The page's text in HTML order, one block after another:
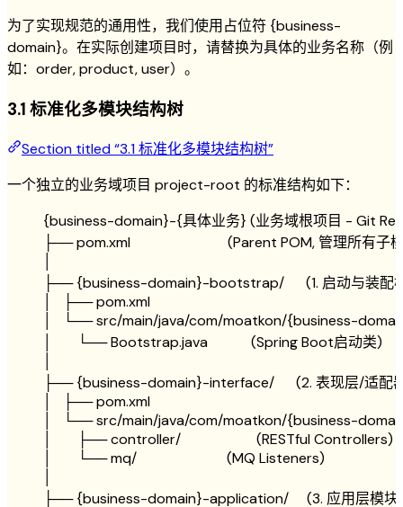
为了实现规范的通用性，我们使用占位符 {business-
domain}。在实际创建项目时，请替换为具体的业务名称（例
如：order, product, user）。
3.1 标准化多模块结构树
Section titled “3.1 标准化多模块结构树”
一个独立的业务域项目 project-root 的标准结构如下：
{business-domain}-{具体业务} (业务域根项目 - Git
├── pom.xml                           (Parent POM, 管理所有子
├── {business-domain}-bootstrap/ (1. 启动与装配
│   ├── pom.xml
│   └── src/main/java/com/moatkon/{business-
│       └── Bootstrap.java            (Spring Boot启动类)
├── {business-domain}-interface/ (2. 表现层/适配
│   ├── pom.xml
│   └── src/main/java/com/moatkon/{business-
│       ├── controller/ (RESTful Controllers)
│       └── mq/ (MQ Listeners)
├── {business-domain}-application/ (3. 应用层模块)